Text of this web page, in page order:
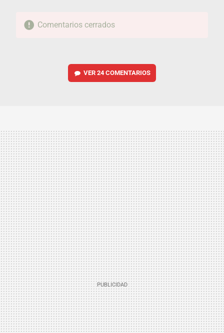
Comentarios cerrados
VER 24 COMENTARIOS